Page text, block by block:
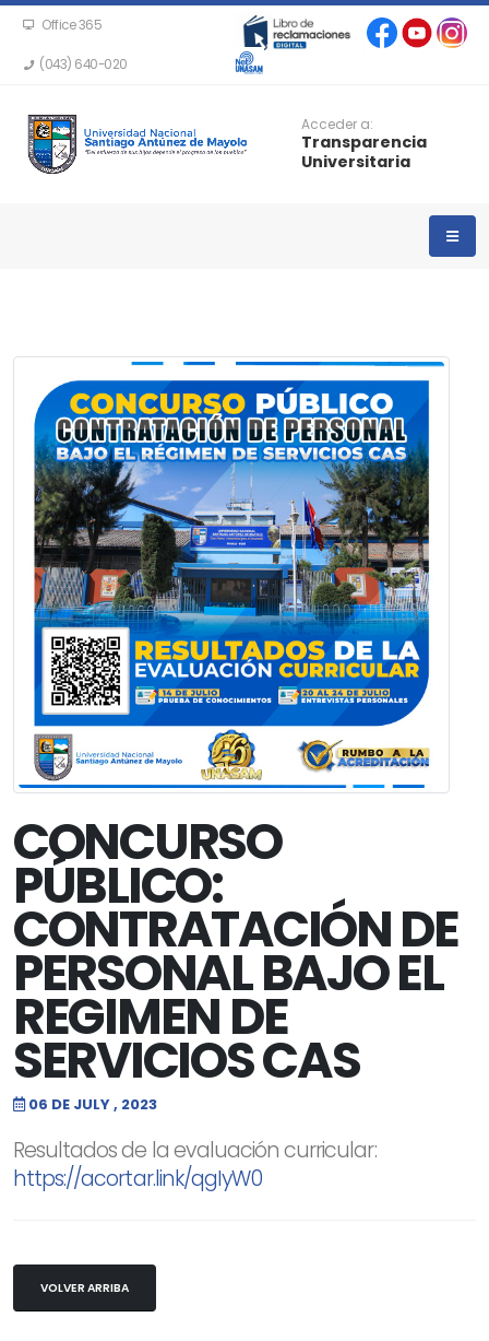
Office 365
(043) 640-020
Acceder a:
Transparencia
Universitaria
CONCURSO
PÚBLICO:
CONTRATACIÓN DE
PERSONAL BAJO EL
REGIMEN DE
SERVICIOS CAS
06 DE JULY , 2023
Resultados de la evaluación curricular:
https://acortar.link/qgIyW0
VOLVER ARRIBA